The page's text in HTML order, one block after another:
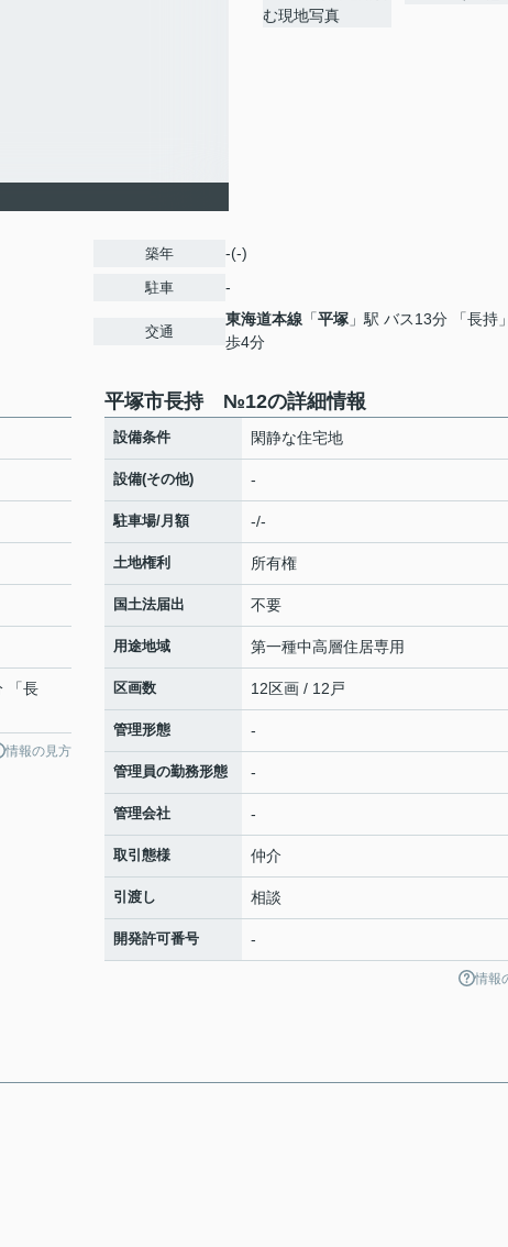
築年 -(-)
駐車 -
交通
東海道本線 「平塚 」駅 バス13分 「長持
歩4分
「長
情報の見方
平塚市長持 №12の詳細情報
設備条件 閑静な住宅地
設備(その他) -
駐車場/月額 -/-
土地権利 所有権
国土法届出 不要
用途地域 第一種中高層住居専用
区画数 12区画 / 12戸
管理形態 -
管理員の勤務形態 -
管理会社 -
取引態様 仲介
引渡し 相談
開発許可番号 -
情報